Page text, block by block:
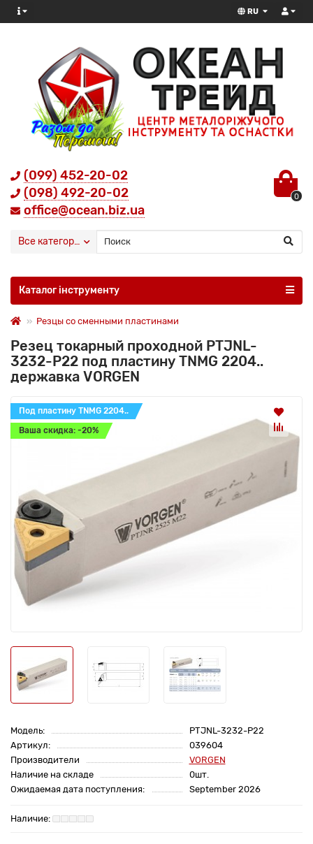
RU
(099) 452-20-02
(098) 492-20-02
office@ocean.biz.ua
0
Все категории
Каталог інструменту
Резцы со сменными пластинами
Резец токарный проходной PTJNL-
3232-P22 под пластину TNMG 2204..
державка VORGEN
Под пластину TNMG 2204..
Ваша скидка: -20%
Модель:
PTJNL-3232-P22
Артикул:
039604
Производители
VORGEN
Наличие на складе
0шт.
Ожидаемая дата поступления:
September 2026